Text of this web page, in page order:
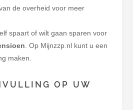
de overheid voor meer
spaart of wilt gaan sparen voor
. Op Mijnzzp.nl kunt u een
maken.
OP UW